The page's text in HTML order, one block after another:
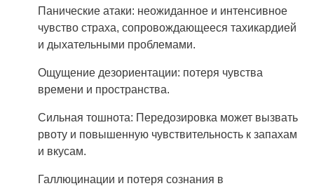
Панические атаки: неожиданное и интенсивное
чувство страха, сопровождающееся тахикардией
и дыхательными проблемами.
Ощущение дезориентации: потеря чувства
времени и пространства.
Сильная тошнота: Передозировка может вызвать
рвоту и повышенную чувствительность к запахам
и вкусам.
Галлюцинации и потеря сознания в